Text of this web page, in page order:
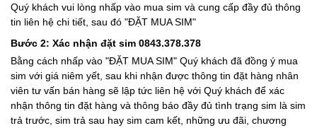
Quý khách vui lòng nhấp vào mua sim và cung cấp đầy đủ thông
tin liên hệ chi tiết, sau đó "ĐẶT MUA SIM"
Bước 2: Xác nhận đặt sim 0843.378.378
Bằng cách nhấp vào "ĐẶT MUA SIM" Quý khách đã đồng ý mua
sim với giá niêm yết, sau khi nhận được thông tin đặt hàng nhân
viên tư vấn bán hàng sẽ lập tức liên hệ với Quý khách để xác
nhận thông tin đặt hàng và thông báo đầy đủ tình trạng sim là sim
trả trước, sim trả sau hay sim cam kết, những ưu đãi, chương